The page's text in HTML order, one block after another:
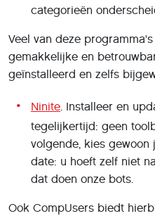
categorieën
Veel van deze
gemakkelijke en
geïnstalleerd en zelfs
Ninite. Installeer en
tegelijkertijd: geen
volgende, kies
date: u hoeft zelf niet
dat doen onze bots.
Ook CompUsers biedt